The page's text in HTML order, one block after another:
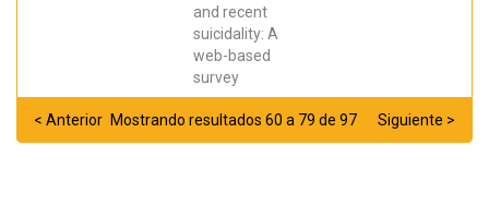
and recent
suicidality: A
web-based
survey
Mostrando resultados 60 a 79 de 97
< Anterior Siguiente >